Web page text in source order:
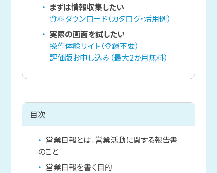
まずは情報収集したい
資料ダウンロード（カタログ・活用例）
実際の画面を試したい
操作体験サイト（登録不要）
評価版お申し込み（最大2か月無料）
目次
営業日報とは、営業活動に関する報告書
のこと
営業日報を書く目的